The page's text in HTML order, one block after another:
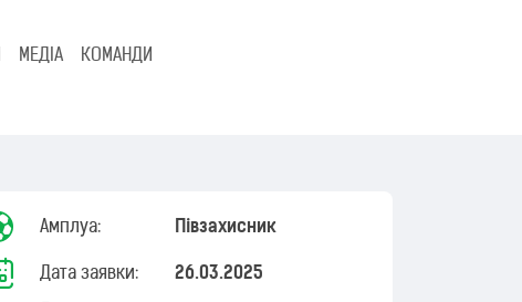
МЕДІА КОМАНДИ
Амплуа: Півзахисник
Дата заявки: 26.03.2025